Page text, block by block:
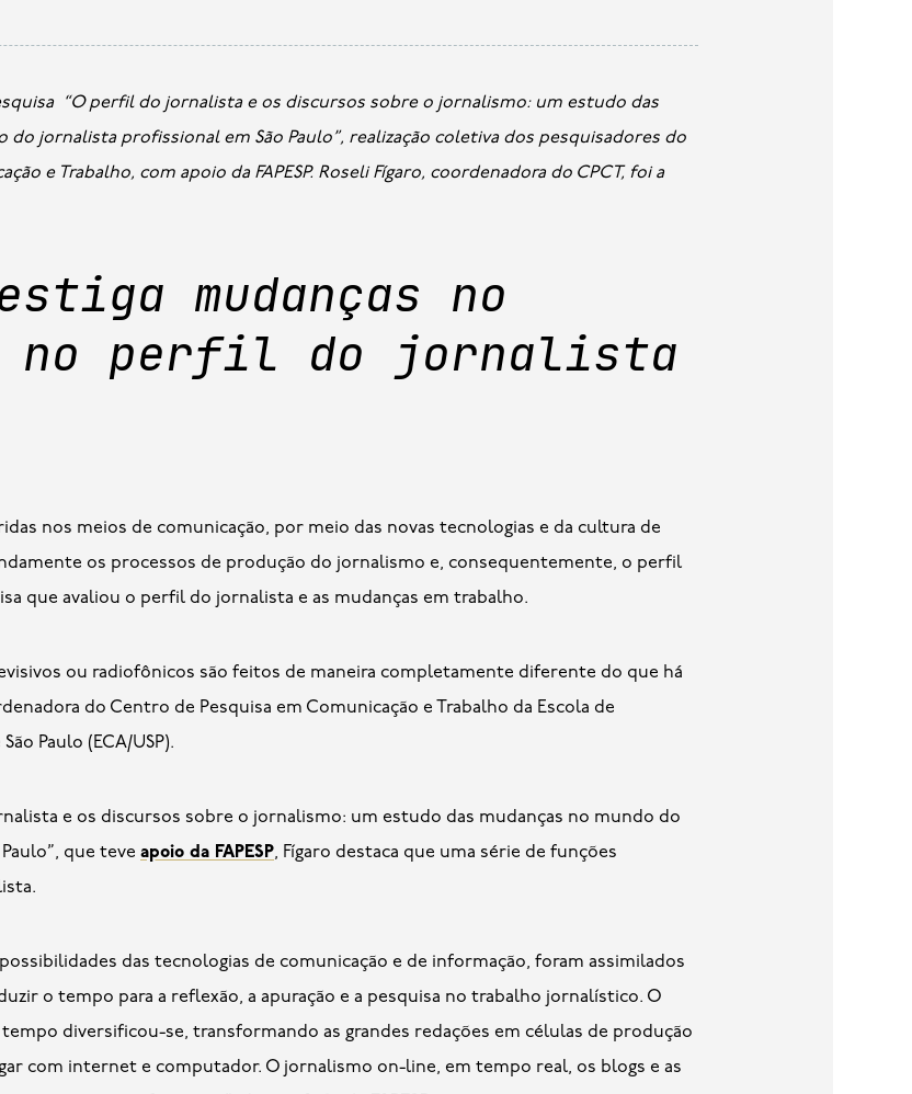
jornalista profissional em São Paulo”, realização coletiva dos pesquisadores do
e Trabalho, com apoio da FAPESP. Roseli Fígaro, coordenadora do CPCT, foi a
mudanças no
no perfil do jornalista
nos meios de comunicação, por meio das novas tecnologias e da cultura de
os processos de produção do jornalismo e, consequentemente, o perfil
que avaliou o perfil do jornalista e as mudanças em trabalho.
ou radiofônicos são feitos de maneira completamente diferente do que há
do Centro de Pesquisa em Comunicação e Trabalho da Escola de
Paulo (ECA/USP).
e os discursos sobre o jornalismo: um estudo das mudanças no mundo do
que teve apoio da FAPESP, Fígaro destaca que uma série de funções
das tecnologias de comunicação e de informação, foram assimilados
o tempo para a reflexão, a apuração e a pesquisa no trabalho jornalístico. O
diversificou-se, transformando as grandes redações em células de produção
com internet e computador. O jornalismo on-line, em tempo real, os blogs e as